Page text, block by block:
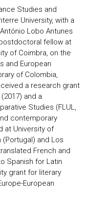
Studies and
University, with a
Lobo Antunes
fellow at
of Coimbra, on the
and European
of Colombia,
a research grant
and a
Studies (FLUL,
contemporary
at University of
(Portugal) and Los
French and
Spanish for Latin
grant for literary
European